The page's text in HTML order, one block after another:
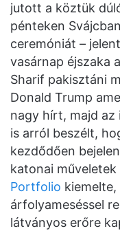
jutott a köztük
pénteken
ceremóniát –
vasárnap éjszaka
Sharif pakisztáni
Donald Trump
nagy hírt, majd
is arról beszélt,
kezdődően
katonai
Portfolio
árfolyameséssel
látványos erőre